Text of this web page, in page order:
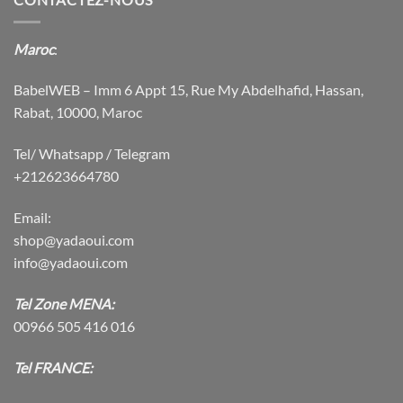
$94.11.
Maroc:
BabelWEB – Imm 6 Appt 15, Rue My Abdelhafid, Hassan,
Rabat, 10000, Maroc
Tel/ Whatsapp / Telegram
+212623664780
Email:
shop@yadaoui.com
info@yadaoui.com
Tel Zone MENA:
00966 505 416 016
Tel FRANCE: